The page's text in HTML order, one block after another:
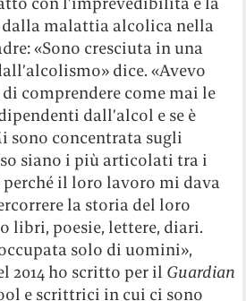
malattia alcolica nella
«Sono cresciuta in una
dice. «Avevo
di comprendere come mai le
dall’alcol e se è
sono concentrata sugli
siano i più articolati tra i
perché il loro lavoro mi dava
la storia del loro
libri, poesie, lettere, diari.
solo di uomini»,
2014 ho scritto per il Guardian
e scrittrici in cui ci sono